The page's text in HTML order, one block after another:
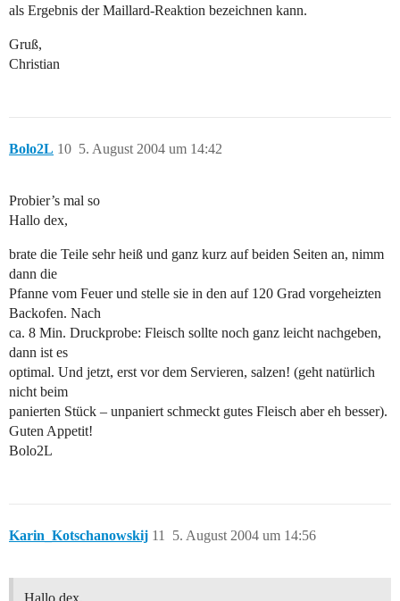
als Ergebnis der Maillard-Reaktion bezeichnen kann.
Gruß,
Christian
Bolo2L 5. August 2004 um 14:42
10
Probier’s mal so
Hallo dex,
brate die Teile sehr heiß und ganz kurz auf beiden Seiten an, nimm
dann die
Pfanne vom Feuer und stelle sie in den auf 120 Grad vorgeheizten
Backofen. Nach
ca. 8 Min. Druckprobe: Fleisch sollte noch ganz leicht nachgeben,
dann ist es
optimal. Und jetzt, erst vor dem Servieren, salzen! (geht natürlich
nicht beim
panierten Stück – unpaniert schmeckt gutes Fleisch aber eh besser).
Guten Appetit!
Bolo2L
Karin_Kotschanowskij 5. August 2004 um 14:56
11
Hallo dex,